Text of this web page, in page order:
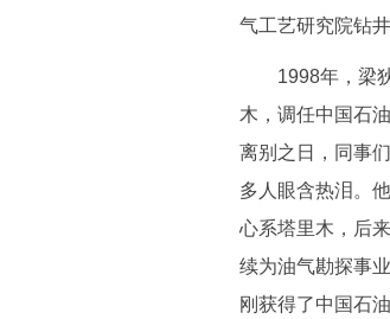
气工艺研究院钻
1998年，梁狄
木，调任中国石
离别之日，同事
多人眼含热泪。
心系塔里木，后
续为油气勘探事
刚获得了中国石